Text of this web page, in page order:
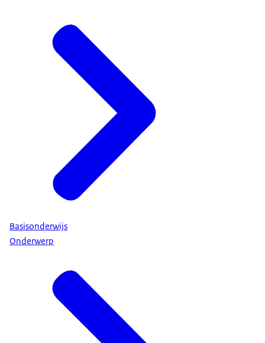
Basisonderwijs
Onderwerp